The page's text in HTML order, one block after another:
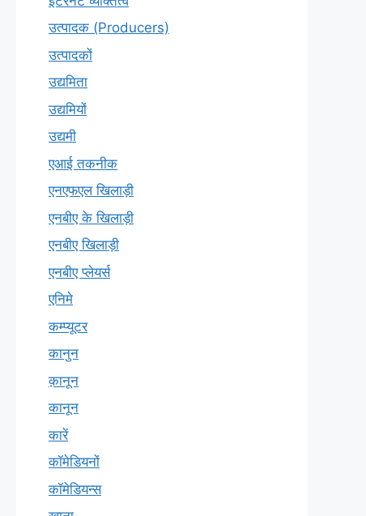
उत्पादक (Producers)
उत्पादकों
उद्यमिता
उद्यमियों
उद्यमी
एआई तकनीक
एनएफएल खिलाड़ी
एनबीए के खिलाड़ी
एनबीए खिलाड़ी
एनबीए प्लेयर्स
एनिमे
कम्प्यूटर
कानुन
क़ानून
कानून
कारें
कॉमेडियनों
कॉमेडियन्स